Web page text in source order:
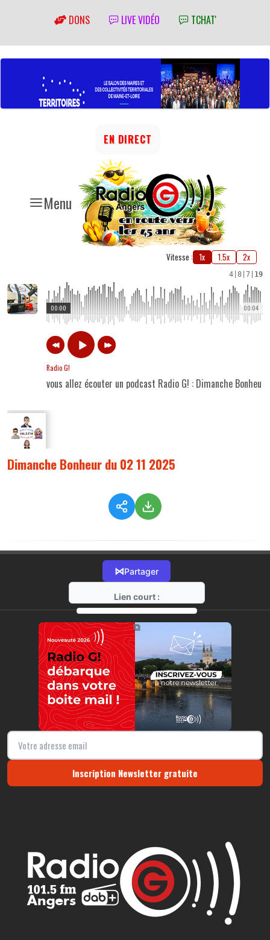
DONS LIVE VIDÉO TCHAT'
Menu
EN DIRECT
Vitesse : 1x 1.5x 2x
4 8 7 19
00:04
00:00
Radio G!
vous allez écouter un podcast Radio G! : Dimanche
Dimanche Bonheur du 02 11 2025
⋈Partager
Lien court :
https://radio-g.fr?19040
⧉
Inscription Newsletter gratuite